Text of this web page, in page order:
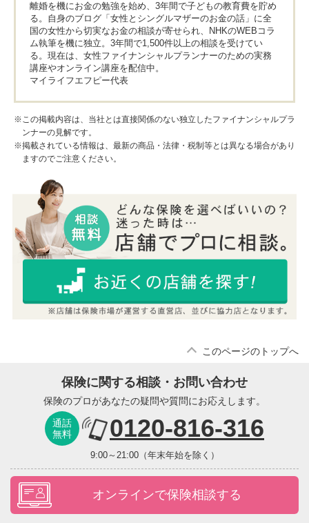
離婚を機にお金の勉強を始め、3年間で子どもの教育費を貯め
る。自身のブログ「女性とシングルマザーのお金の話」に全
国の女性から切実なお金の相談が寄せられ、NHKのWEBコラ
ム執筆を機に独立。3年間で1,500件以上の相談を受けてい
る。現在は、女性ファイナンシャルプランナーのための実務
講座やオンライン講座を配信中。
マイライフエフピー代表
※この掲載内容は、当社とは直接関係のない独立したファイナンシャルプラ
ンナーの見解です。
※掲載されている情報は、最新の商品・法律・税制等とは異なる場合があり
ますのでご注意ください。
このページのトップへ
保険に関する相談・お問い合わせ
保険のプロがあなたの疑問や質問にお応えします。
通話
無料
0120-816-316
9:00～21:00（年末年始を除く）
オンラインで保険相談する